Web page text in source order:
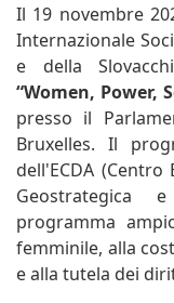
Il 19 novembre
Internazionale
e della
“Women, Power,
presso il
Bruxelles. Il
dell'ECDA
Geostrategica
programma
femminile, alla
e alla tutela dei